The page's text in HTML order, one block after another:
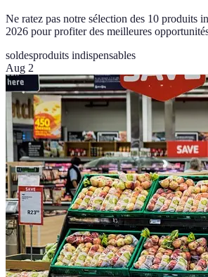
Ne ratez pas notre sélection des 10 produits
2026 pour profiter des meilleures
soldesproduits indispensables
Aug 2